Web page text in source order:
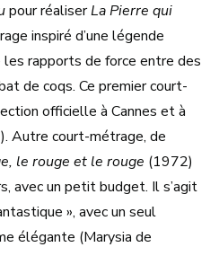
pour réaliserLa Pierre qui
inspiré d’une légende
rapports de force entre des
de coqs. Ce premier court-
officielle à Cannes et à
Autre court-métrage, de
le rouge et le rouge (1972)
avec un petit budget. Il s’agit
», avec un seul
élégante (Marysia de